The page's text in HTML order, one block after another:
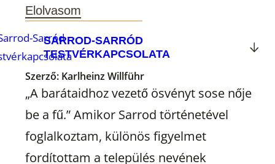
Elolvasom
SARROD-SARRÓD
TESTVÉRKAPCSOLATA
Szerző: Karlheinz Willführ
„A barátaidhoz vezető ösvényt sose nője
be a fű.” Amikor Sarrod történetével
foglalkoztam, különös figyelmet
fordítottam a település nevének